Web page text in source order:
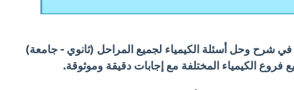
شرح وحل أسئلة الكيمياء لجميع المراحل (ثانوي - جامعة)
الكيمياء المختلفة مع إجابات دقيقة وموثوقة.